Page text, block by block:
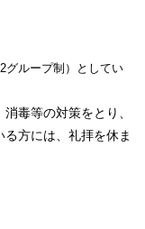
グループ制）としてい
毒等の対策をとり、
方には、礼拝を休ま